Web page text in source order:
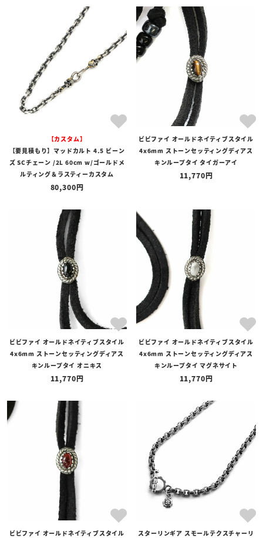
【カスタム】
【要見積もり】マッドカルト 4.5 ビーン
ズ SCチェーン /2L 60cm w/ゴールドメ
ルティング＆ラスティーカスタム
80,300
ビビファイ オールドネイティブスタイル
4x6mm ストーンセッティングディアス
キンループタイ タイガーアイ
11,770
ビビファイ オールドネイティブスタイル
4x6mm ストーンセッティングディアス
キンループタイ オニキス
11,770
ビビファイ オールドネイティブスタイル
4x6mm ストーンセッティングディアス
キンループタイ マグネサイト
11,770
ビビファイ オールドネイティブスタイル
スターリンギア スモールテクスチャーリ